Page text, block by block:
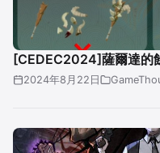
[CEDEC2024]薩爾達的
2024年8月22日